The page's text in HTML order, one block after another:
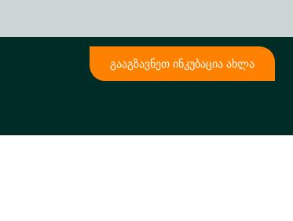
ᲒᲐᲐᲒᲖᲐᲕᲜᲔᲗ ᲘᲜᲙᲣᲑᲐᲪᲘᲐ ᲐᲮᲚᲐ